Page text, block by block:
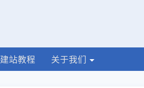
建站教程 关于我们